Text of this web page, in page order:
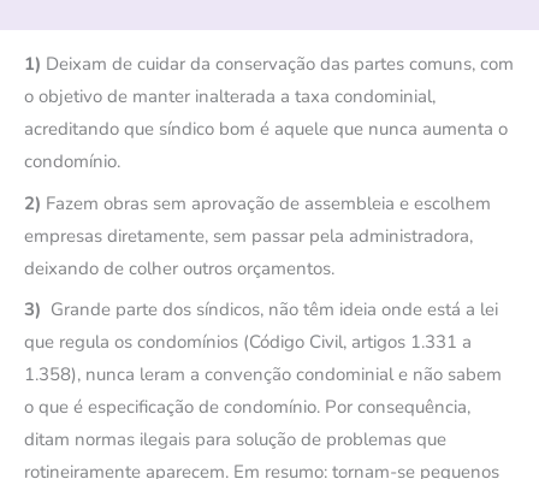
1) Deixam de cuidar da conservação das partes comuns, com
o objetivo de manter inalterada a taxa condominial,
acreditando que síndico bom é aquele que nunca aumenta o
condomínio.
2) Fazem obras sem aprovação de assembleia e escolhem
empresas diretamente, sem passar pela administradora,
deixando de colher outros orçamentos.
3) Grande parte dos síndicos, não têm ideia onde está a lei
que regula os condomínios (Código Civil, artigos 1.331 a
1.358), nunca leram a convenção condominial e não sabem
o que é especificação de condomínio. Por consequência,
ditam normas ilegais para solução de problemas que
rotineiramente aparecem. Em resumo: tornam-se pequenos